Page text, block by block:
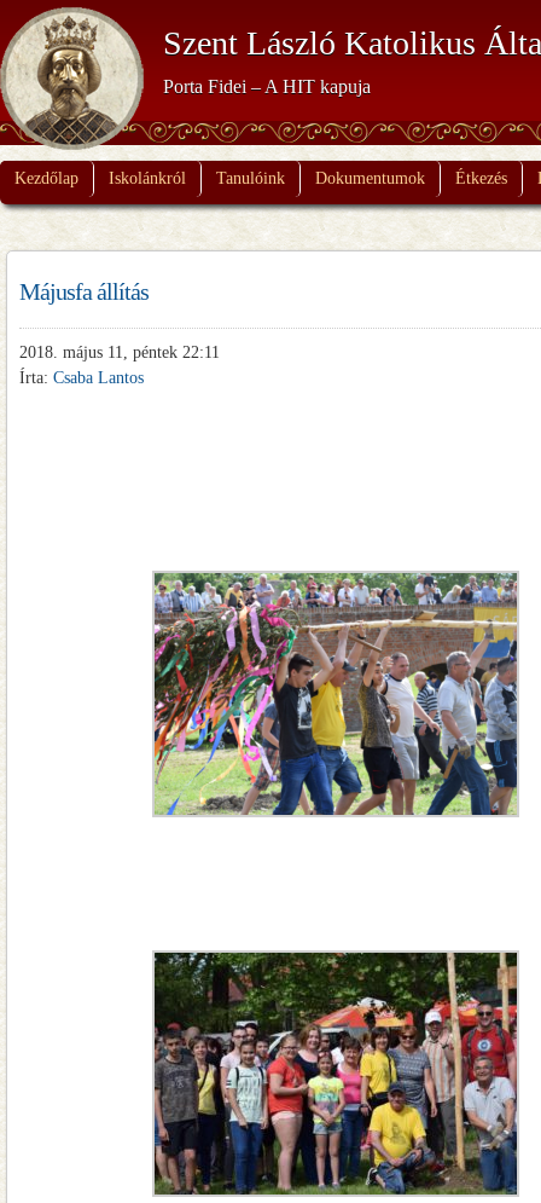
Szent László Katolikus
Porta Fidei – A HIT kapuja
Kezdőlap Iskolánkról Tanulóink Dokumentumok Étkezés
Májusfa állítás
2018. május 11, péntek 22:11
Írta: Csaba Lantos